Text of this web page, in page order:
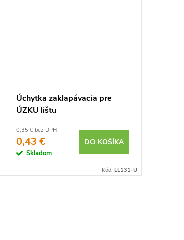
Úchytka zaklapávacia pre
ÚZKU lištu
0,35 € bez DPH
0,43 €
Skladom
DO KOŠÍKA
Kód: LL131-U